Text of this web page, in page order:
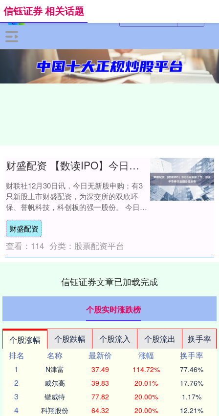
信钰证券 相关话题
财盛配资 【数读IPO】今日3只新股上市，涉及半导体行业细分龙头等
财联社12月30日讯，今日无新股申购；有3
只新股上市财盛配资，为深交所的双欣环
保、誉帆科技，科创板的强一股份。 今日上
市新股 双欣环保是国内PVA产业链龙头财
盛....
财盛配资
查看： 114 分类： 股票配资平台
信钰证券文章已加载完成
个股实时涨跌榜
个股涨幅 个股跌幅 个股流入 个股流出
换手率
排名
名称 最新价 涨幅
换手率
1
N津富 37.49 114.72% 77.46%
2 威尔高 39.83 20.01% 17.76%
3 锴威特 77.82 20.00% 1.17%
4 科翔股份 64.32 20.00% 12.21%